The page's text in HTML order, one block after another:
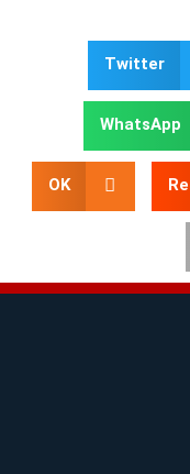
Twitter
WhatsApp
OK